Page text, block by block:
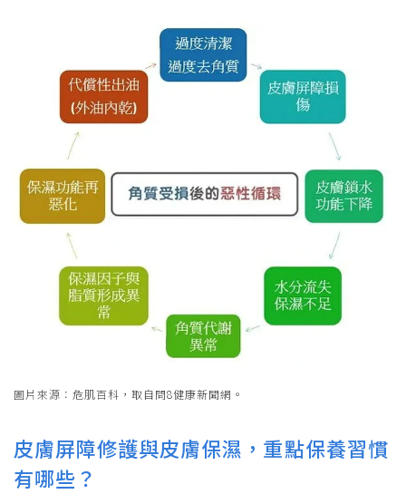
圖片來源：危肌百科，取自問8健康新聞網。
皮膚屏障修護與皮膚保濕，重點保養習慣
有哪些？